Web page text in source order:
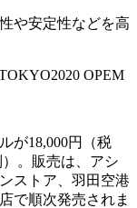
や安定性などを高
OPEM
が18,000円（税
。販売は、アシ
ストア、羽田空港
で順次発売されま